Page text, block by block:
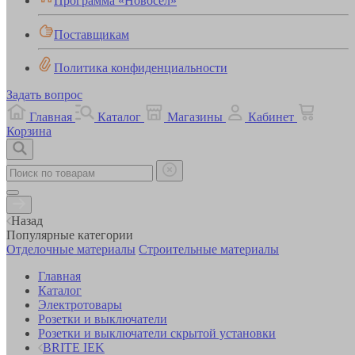
Поставщикам
Политика конфиденциальности
Задать вопрос
Главная
Каталог Магазины
Кабинет
Корзина
Назад
Популярные категории
Отделочные материалы Строительные материалы
Главная
Каталог
Электротовары
Розетки и выключатели
Розетки и выключатели скрытой установки
BRITE IEK